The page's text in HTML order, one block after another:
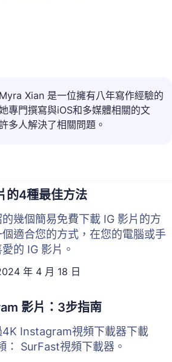
Myra Xian 是一位擁有八年寫作經驗的
專門撰寫與iOS和多媒體相關的文
多人解決了相關問題。
的4種最佳方法
幾個簡易免費下載 IG 影片的方
適合您的方式，在您的電腦或手
的 IG 影片。
年 4 月 18 日
影片：3步指南
4K Instagram視頻下載器下載
SurFast視頻下載器。